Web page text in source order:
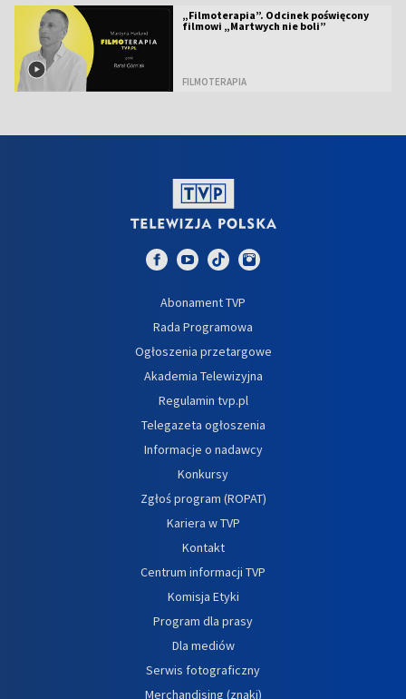
„Filmoterapia”. Odcinek poświęcony
filmowi „Martwych nie boli”
FILMOTERAPIA
Abonament TVP
Rada Programowa
Ogłoszenia przetargowe
Akademia Telewizyjna
Regulamin tvp.pl
Telegazeta ogłoszenia
Informacje o nadawcy
Konkursy
Zgłoś program (ROPAT)
Kariera w TVP
Kontakt
Centrum informacji TVP
Komisja Etyki
Program dla prasy
Dla mediów
Serwis fotograficzny
Merchandising (znaki)